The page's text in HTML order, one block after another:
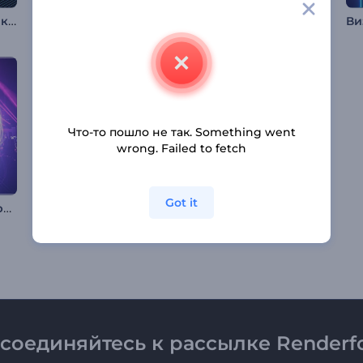
Визуализатор музыки: LCD-дисплей
Эквалайзер: Электрический пульс Музыкальный визуализатор "Светящиеся биты"
к рассылке
Что-то пошло не так. Something went
wrong. Failed to fetch
Got it